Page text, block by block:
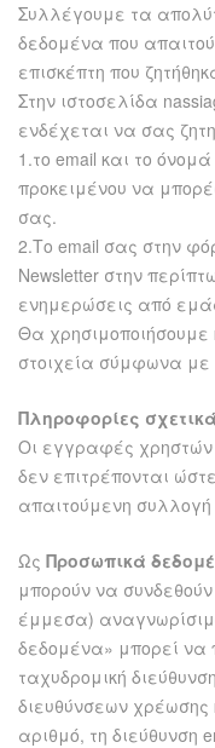
Συλλέγουμε τα
δεδομένα που
επισκέπτη που
Στην ιστοσελίδα
ενδέχεται να σας
1.το email και το
προκειμένου να
σας.
2.Το email σας στην
Newsletter στην
ενημερώσεις από
Θα χρησιμοποιήσουμε
στοιχεία σύμφωνα με
Πληροφορίες
Οι εγγραφές χρηστών
δεν επιτρέπονται
απαιτούμενη
Ως Προσωπικά
μπορούν να
έμμεσα)
δεδομένα» μπορεί να
ταχυδρομική
διευθύνσεων χρέωσης
αριθμό, τη διεύθυνση